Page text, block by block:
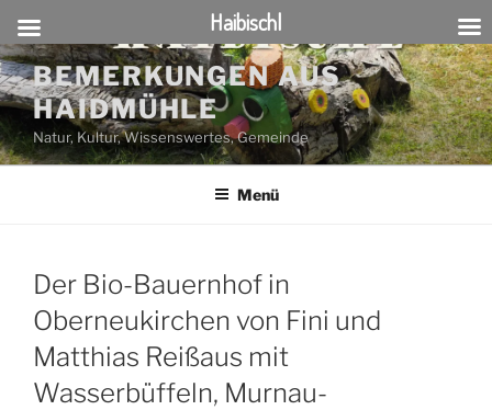
Zum
Inhalt
springen
BEMERKUNGEN AUS
HAIDMÜHLE
Natur, Kultur, Wissenswertes, Gemeinde
Menü
Der Bio-Bauernhof in
Oberneukirchen von Fini und
Matthias Reißaus mit
Wasserbüffeln, Murnau-
Haibischl